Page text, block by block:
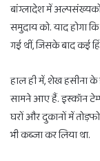
बांग्लादेश में अल्पसंख्यकों
समुदाय को. याद होगा
गई थीं, जिसके बाद कई
हाल ही में, शेख हसीना
सामने आए हैं. इस्कॉन
घरों और दुकानों में
भी कब्जा कर लिया था.